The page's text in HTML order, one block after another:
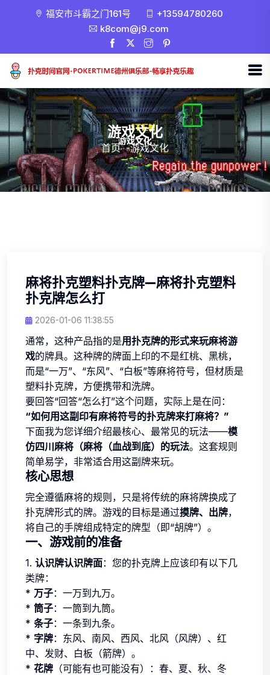
福安市斗霸之门161号
+13594780260
k8com@j9.com
游戏文化
首页 -游戏文化
麻将扑克塑料扑克牌—麻将扑克塑料
扑克牌怎么打
2026-01-06 11:38:55
通常，这种产品指的是用扑克牌的形式来玩麻将游
戏的牌具。这种牌的牌面上印的不是红桃、黑桃，
而是“一万”、“东风”、“白板”等麻将符号，但材质是
塑料扑克牌，方便携带和洗牌。
要回答“回答“怎么打”这个问题，实际上是在问：
“如何用这副印有麻将符号的扑克牌来打麻将？”
下面我为您详细介绍最核心、最常见的玩法——模
仿四川麻将（麻将（血战到底）的玩法。这套规则
简单易学，非常适合用这副牌来玩。
核心思想
完全遵循麻将的规则，只是将传统的麻将牌换成了
扑克牌形式的牌。游戏的目标是通过摸牌、出牌，
将自己的手牌组成特定的牌型（即“胡牌”）。
一、游戏前的准备
1. 认识牌认识牌面：您的扑克牌上应该印有以下几
类牌：
* 万子：一万到九万。
* 筒子：一筒到九筒。
* 条子：一条到九条。
* 字牌：东风、南风、西风、北风（风牌）、红
中、发财、白板（箭牌）。
* 花牌 （可能有也可能没有）：春、夏、秋、冬